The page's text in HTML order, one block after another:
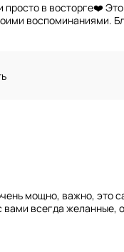
в восторге❤️ Это
воспоминаниями.
мощно, важно, это
всегда желанные,